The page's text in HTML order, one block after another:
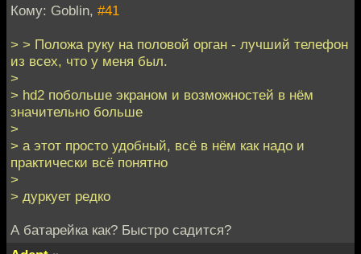
Кому: Goblin, #41
> > Положа руку на половой орган - лучший телефон
из всех, что у меня был.
>
> hd2 побольше экраном и возможностей в нём
значительно больше
>
> а этот просто удобный, всё в нём как надо и
практически всё понятно
>
> дуркует редко
А батарейка как? Быстро садится?